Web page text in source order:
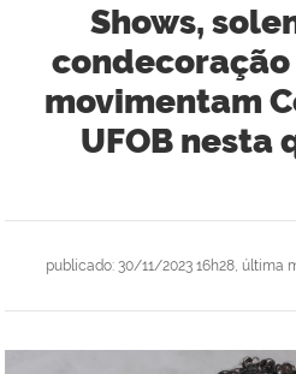
Shows,
movimentam
UFOB nesta
publicado: 30/11/2023 16h28 última